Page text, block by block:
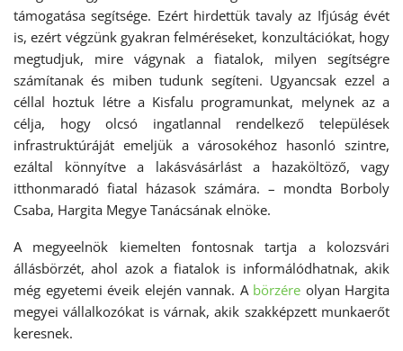
támogatása segítsége. Ezért hirdettük tavaly az Ifjúság évét
is, ezért végzünk gyakran felméréseket, konzultációkat, hogy
megtudjuk, mire vágynak a fiatalok, milyen segítségre
számítanak és miben tudunk segíteni. Ugyancsak ezzel a
céllal hoztuk létre a Kisfalu programunkat, melynek az a
célja, hogy olcsó ingatlannal rendelkező települések
infrastruktúráját emeljük a városokéhoz hasonló szintre,
ezáltal könnyítve a lakásvásárlást a hazaköltöző, vagy
itthonmaradó fiatal házasok számára. – mondta Borboly
Csaba, Hargita Megye Tanácsának elnöke.
A megyeelnök kiemelten fontosnak tartja a kolozsvári
állásbörzét, ahol azok a fiatalok is informálódhatnak, akik
még egyetemi éveik elején vannak. A börzére olyan Hargita
megyei vállalkozókat is várnak, akik szakképzett munkaerőt
keresnek.